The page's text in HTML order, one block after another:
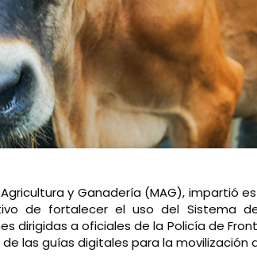
Agricultura y Ganadería (MAG),
de fortalecer el uso del Sistema
dirigidas a oficiales de la Policía de
las guías digitales para la movilización